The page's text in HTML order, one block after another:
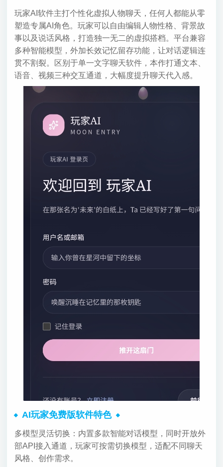
玩家AI软件主打个性化虚拟人物聊天，任何人都能从零
塑造专属AI角色。玩家可以自由编辑人物性格、背景故
事以及说话风格，打造独一无二的虚拟搭档。平台兼容
多种智能模型，外加长效记忆留存功能，让对话逻辑连
贯不割裂。区别于单一文字聊天软件，本作打通文本、
语音、视频三种交互通道，大幅度提升聊天代入感。
AI玩家免费版软件特色
多模型灵活切换：内置多款智能对话模型，同时开放外
部API接入通道，玩家可按需切换模型，适配不同聊天
风格、创作需求。